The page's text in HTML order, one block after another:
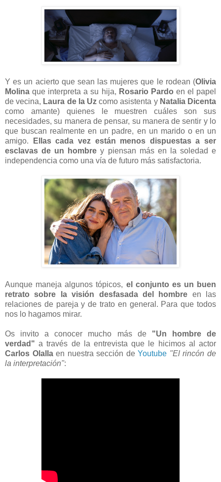
Y es un acierto que sean las mujeres que le rodean (Olivia
Molina que interpreta a su hija, Rosario Pardo en el papel
de vecina, Laura de la Uz como asistenta y Natalia Dicenta
como amante) quienes le muestren cuáles son sus
necesidades, su manera de pensar, su manera de sentir y lo
que buscan realmente en un padre, en un marido o en un
amigo.
Ellas cada vez están menos dispuestas a ser
esclavas de un hombre y piensan más en la soledad e
independencia como una vía de futuro más satisfactoria.
Aunque maneja algunos tópicos, el conjunto es un buen
retrato sobre la visión desfasada del hombre en las
relaciones de pareja y de trato en general. Para que todos
nos lo hagamos mirar.
Os invito a conocer mucho más de "Un hombre de
verdad" a través de la entrevista que le hicimos al actor
Carlos Olallaen nuestra sección deYoutube "El rincón de
la interpretación":